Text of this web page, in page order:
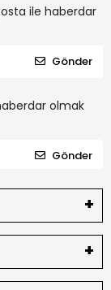
ile haberdar
Gönder
olmak
Gönder